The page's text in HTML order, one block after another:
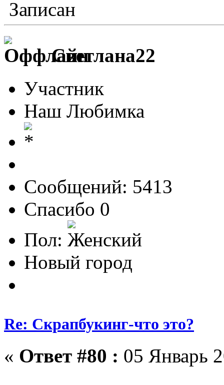
Записан
Светлана22
Участник
Наш Любимка
Сообщений: 5413
Спасибо 0
Пол:
Новый город
Re: Скрапбукинг-что это?
« Ответ #80 : 05 Январь